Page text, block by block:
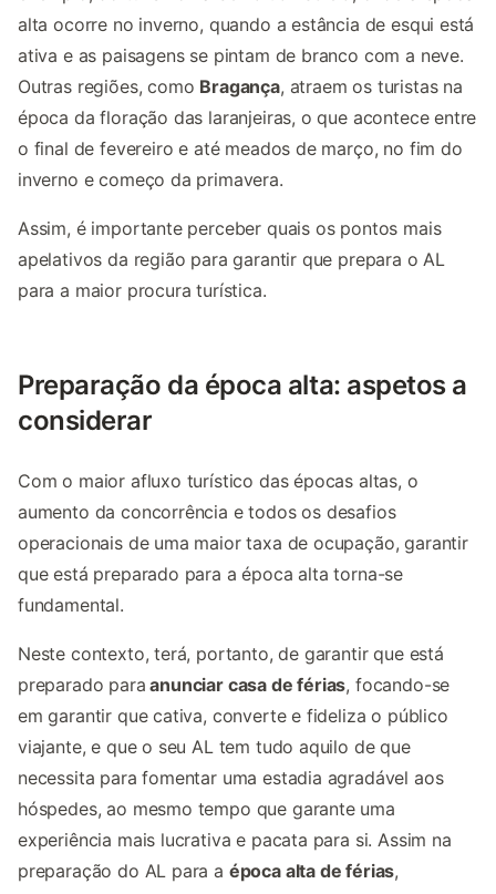
alta ocorre no inverno, quando a estância de esqui está
ativa e as paisagens se pintam de branco com a neve.
Outras regiões, como Bragança, atraem os turistas na
época da floração das laranjeiras, o que acontece entre
o final de fevereiro e até meados de março, no fim do
inverno e começo da primavera.
Assim, é importante perceber quais os pontos mais
apelativos da região para garantir que prepara o AL
para a maior procura turística.
Preparação da época alta: aspetos a
considerar
Com o maior afluxo turístico das épocas altas, o
aumento da concorrência e todos os desafios
operacionais de uma maior taxa de ocupação, garantir
que está preparado para a época alta torna-se
fundamental.
Neste contexto, terá, portanto, de garantir que está
preparado para anunciar casa de férias, focando-se
em garantir que cativa, converte e fideliza o público
viajante, e que o seu AL tem tudo aquilo de que
necessita para fomentar uma estadia agradável aos
hóspedes, ao mesmo tempo que garante uma
experiência mais lucrativa e pacata para si. Assim na
preparação do AL para a época alta de férias,